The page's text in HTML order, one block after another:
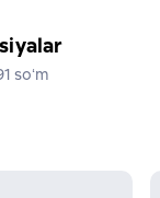
soʻm